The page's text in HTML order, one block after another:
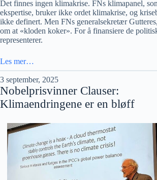
Det finnes ingen klimakrise. FNs klimapanel,
ekspertise, bruker ikke ordet klimakrise, og
ikke definert. Men FNs generalsekretær
om at «kloden koker». For å finansiere de
representerer.
Les mer…
3 september, 2025
Nobelprisvinner Clauser:
Klimaendringene er en bløff